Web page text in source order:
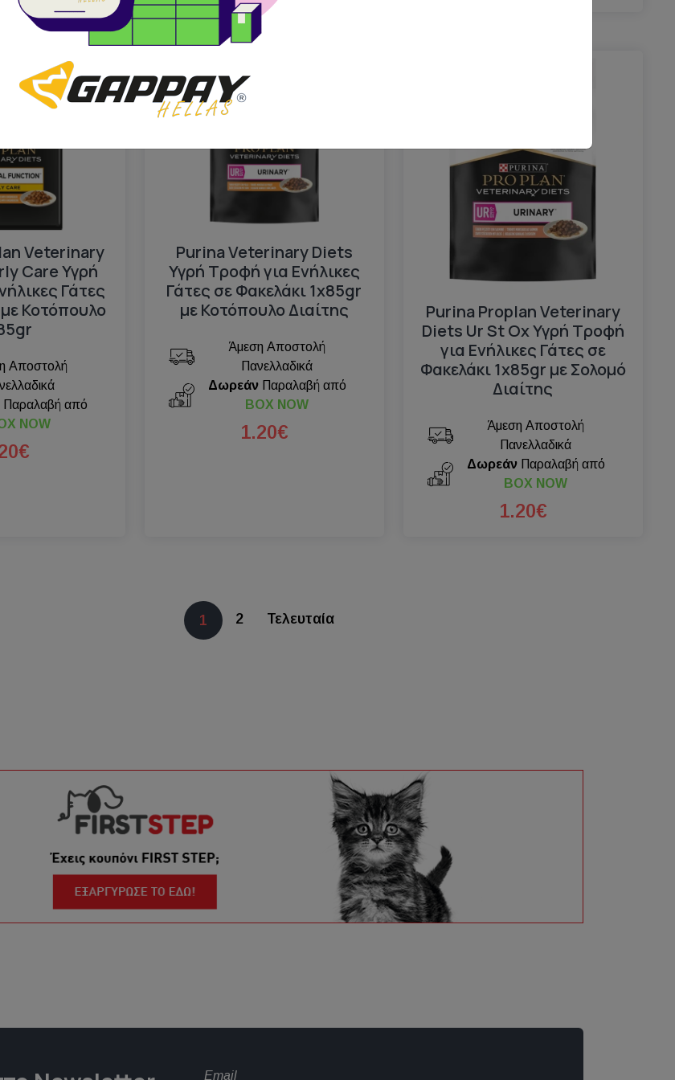
Veterinary
Care Υγρή
Γάτες
Κοτόπουλο
Αποστολή
Παραλαβή από
NOW
Πρόταση μας
Purina Veterinary Diets
Υγρή Τροφή για Ενήλικες
Γάτες σε Φακελάκι 1x85gr
με Κοτόπουλο Διαίτης
Άμεση Αποστολή
Πανελλαδικά
ΔωρεάνΠαραλαβή από
BOX NOW
1.20€
Purina Proplan Veterinary
Diets Ur St Ox Υγρή Τροφή
για Ενήλικες Γάτες σε
Φακελάκι 1x85gr με Σολομό
Διαίτης
Άμεση Αποστολή
Πανελλαδικά
ΔωρεάνΠαραλαβή από
BOX NOW
1.20€
1 2 Τελευταία